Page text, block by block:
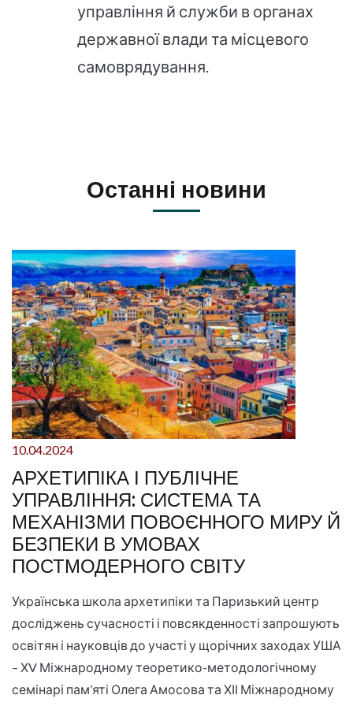
управління й служби в органах
державної влади та місцевого
самоврядування.
Останні новини
10.04.2024
АРХЕТИПІКА І ПУБЛІЧНЕ
УПРАВЛІННЯ: СИСТЕМА ТА
МЕХАНІЗМИ ПОВОЄННОГО МИРУ Й
БЕЗПЕКИ В УМОВАХ
ПОСТМОДЕРНОГО СВІТУ
Українська школа архетипіки та Паризький центр
досліджень сучасності і повсякденності запрошують
освітян і науковців до участі у щорічних заходах УША
– ХV Міжнародному теоретико-методологічному
семінарі пам’яті Олега Амосова та ХІІ Міжнародному